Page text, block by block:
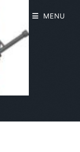
MENU